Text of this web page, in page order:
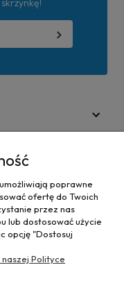
poprawne
ofertę do Twoich
przez nas
lub dostosować użycie
opcję "Dostosuj
Polityce